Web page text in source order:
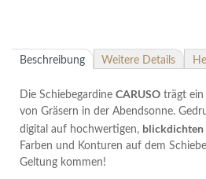
Beschreibung Weitere Details
Die Schiebegardine CARUSO trägt
von Gräsern in der Abendsonne.
digital auf hochwertigen,
Farben und Konturen auf dem
Geltung kommen!